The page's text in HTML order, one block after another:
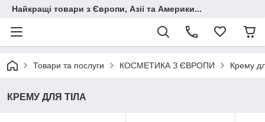
Найкращі товари з Європи, Азіі та Америки...
Товари та послуги КОСМЕТИКА З ЄВРОПИ Крему
КРЕМУ ДЛЯ ТІЛА